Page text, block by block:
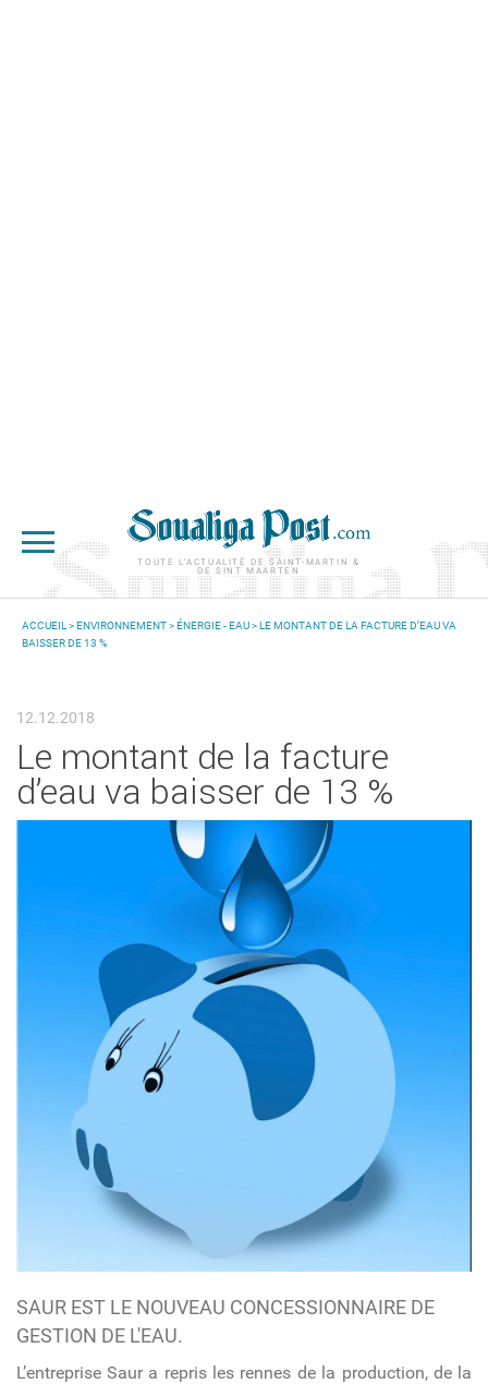
TOUTE L'ACTUALITÉ DE SAINT-MARTIN &
DE SINT MAARTEN
VOUS ÊTES ICI
ACCUEIL >ENVIRONNEMENT>ÉNERGIE - EAU> LE MONTANT DE LA FACTURE D’EAU VA
BAISSER DE 13 %
12.12.2018
Le montant de la facture
d’eau va baisser de 13 %
SAUR EST LE NOUVEAU CONCESSIONNAIRE DE
GESTION DE L'EAU.
L’entreprise Saur a repris les rennes de la production, de la